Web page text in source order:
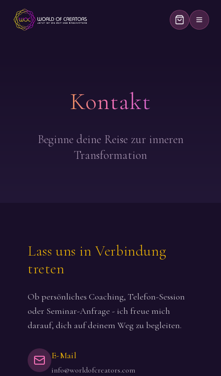
Kontakt
Beginne deine Reise zur inneren
Transformation
Lass uns in Verbindung
treten
Ob persönliches Coaching, Telefon-Session
oder Seminar-Anfrage - ich freue mich
darauf, dich auf deinem Weg zu begleiten.
E-Mail
info@worldofcreators.com